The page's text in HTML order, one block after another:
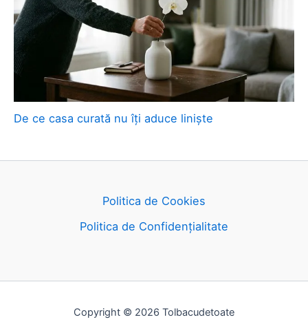
De ce casa curată nu îți aduce liniște
Politica de Cookies
Politica de Confidențialitate
Copyright © 2026 Tolbacudetoate